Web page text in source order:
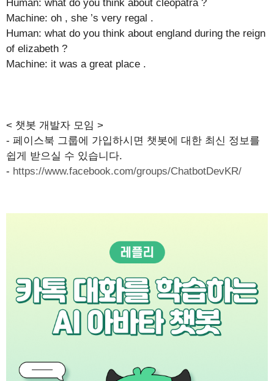
Human: what do you think about cleopatra ?
Machine: oh , she ’s very regal .
Human: what do you think about england during the reign
of elizabeth ?
Machine: it was a great place .
< 챗봇 개발자 모임 >
- 페이스북 그룹에 가입하시면 챗봇에 대한 최신 정보를
쉽게 받으실 수 있습니다.
- https://www.facebook.com/groups/ChatbotDevKR/